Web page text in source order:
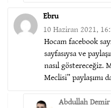
Ebru
10 Haziran 2021,
Hocam facebook
sayfasıysa ve
nasıl göstereceğiz.
Meclisi” paylaşımı
Abdullah Demir